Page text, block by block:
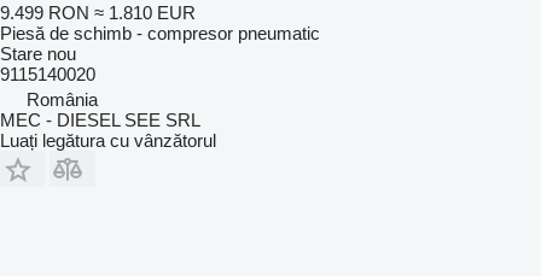
9.499 RON ≈ 1.810 EUR
Piesă de schimb - compresor pneumatic
Stare nou
9115140020
România
MEC - DIESEL SEE SRL
Luați legătura cu vânzătorul